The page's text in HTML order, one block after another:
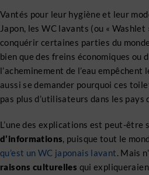
Vantés pour leur hygiène et leur
Japon, les WC lavants (ou «
conquérir certaines parties du
bien que des freins économiques ou
l’acheminement de l’eau
aussi se demander pourquoi ces
pas plus d’utilisateurs dans les pays
L’une des explications est peut-être
d’informations, puisque tout le
qu’est un WC japonais lavant. Mais
raisons culturelles qui